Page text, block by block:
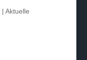
| Aktuelle